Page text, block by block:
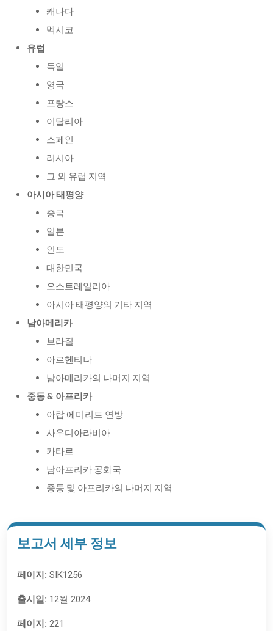
캐나다
멕시코
유럽
독일
영국
프랑스
이탈리아
스페인
러시아
그 외 유럽 지역
아시아 태평양
중국
일본
인도
대한민국
오스트레일리아
아시아 태평양의 기타 지역
남아메리카
브라질
아르헨티나
남아메리카의 나머지 지역
중동 & 아프리카
아랍 에미리트 연방
사우디아라비아
카타르
남아프리카 공화국
중동 및 아프리카의 나머지 지역
보고서 세부 정보
페이지: SIK1256
출시일: 12월 2024
페이지: 221